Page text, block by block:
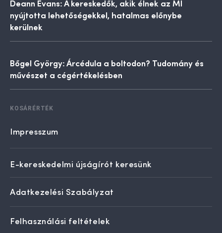
Deann Evans: A kereskedők, akik élnek az MI
nyújtotta lehetőségekkel, hatalmas előnybe
kerülnek
Bőgel György: Árcédula a boltodon? Tudomány és
művészet a cégértékelésben
KOSÁRÉRTÉK
Impresszum
E-kereskedelmi újságírót keresünk
Adatkezelési Szabályzat
Felhasználási feltételek